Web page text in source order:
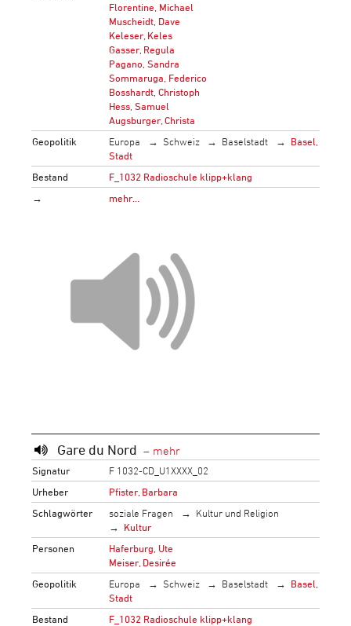
Florentine, Michael
Muscheidt, Dave
Keleser, Keles
Gasser, Regula
Pagano, Sandra
Sommaruga, Federico
Bosshardt, Christoph
Hess, Samuel
Augsburger, Christa
Geopolitik
Europa Schweiz Baselstadt
Basel,
Stadt
Bestand
F_1032 Radioschule klipp+klang
→
mehr…
Gare du Nord
Signatur
F 1032-CD_U1XXXX_02
Urheber
Pfister, Barbara
Schlagwörter
soziale Fragen
Kultur und Religion
Kultur
Personen
Haferburg, Ute
Meiser, Desirée
Geopolitik
Europa Schweiz Baselstadt
Basel,
Stadt
Bestand
F_1032 Radioschule klipp+klang